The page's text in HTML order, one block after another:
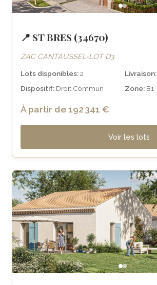
📍 ST BRES (34670)
ZAC CANTAUSSEL-LOT D3
Lots disponibles:2 Livraison:
Dispositif: Droit Commun Zone: B1
À partir de 192 341 €
Voir les lots